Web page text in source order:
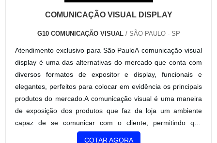
produtos do mercado.A comunicação visual é uma maneira
de exposição dos produtos que faz da loja um ambiente
encontre o que procura e ao mesmo tempo revelando a ele
novas ofertas. Dispondo cada produto da maneira mais a.
COTAR AGORA